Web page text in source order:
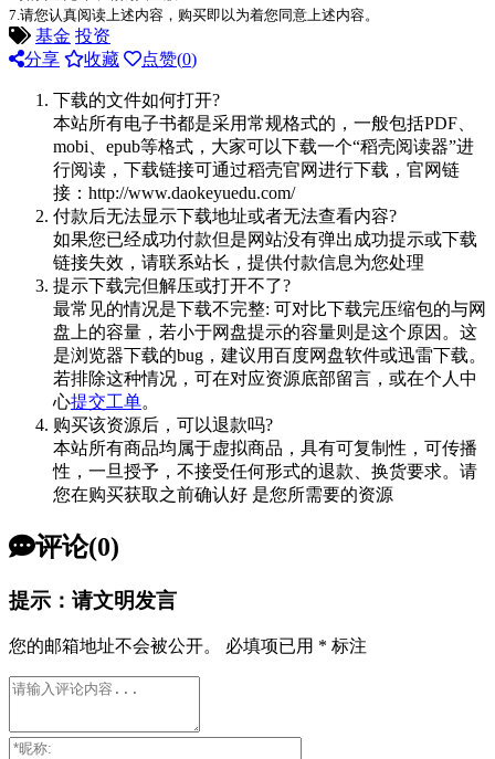
7.请您认真阅读上述内容，购买即以为着您同意上述内容。
基金 投资
分享
收藏 点赞(0)
下载的文件如何打开?
本站所有电子书都是采用常规格式的，一般包括PDF、
mobi、epub等格式，大家可以下载一个“稻壳阅读器”进
行阅读，下载链接可通过稻壳官网进行下载，官网链
接：http://www.daokeyuedu.com/
付款后无法显示下载地址或者无法查看内容?
如果您已经成功付款但是网站没有弹出成功提示或下载
链接失效，请联系站长，提供付款信息为您处理
提示下载完但解压或打开不了?
最常见的情况是下载不完整: 可对比下载完压缩包的与网
盘上的容量，若小于网盘提示的容量则是这个原因。这
是浏览器下载的bug，建议用百度网盘软件或迅雷下载。
若排除这种情况，可在对应资源底部留言，或在个人中
心提交工单。
购买该资源后，可以退款吗?
本站所有商品均属于虚拟商品，具有可复制性，可传播
性，一旦授予，不接受任何形式的退款、换货要求。请
您在购买获取之前确认好 是您所需要的资源
评论(0)
提示：请文明发言
您的邮箱地址不会被公开。 必填项已用 * 标注